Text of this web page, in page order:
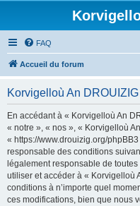
FAQ
Accueil du forum
Korvigelloù An
En accédant à « Korvigelloù An
« notre », « nos », « Korvigelloù
« https://www.drouizig.org/
responsable des conditions
légalement responsable de
utiliser et accéder à « Korvigelloù
conditions à n’importe quel
ces modifications, bien que nous